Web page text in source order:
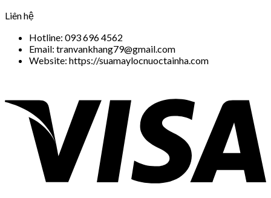
Liên hệ
Hotline: 093 696 4562
Email: tranvankhang79@gmail.com
Website: https://suamaylocnuoctainha.com